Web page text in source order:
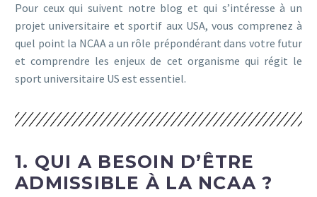
Pour ceux qui suivent notre blog et qui s’intéresse à un
projet universitaire et sportif aux USA, vous comprenez à
quel point la NCAA a un rôle prépondérant dans votre futur
et comprendre les enjeux de cet organisme qui régit le
sport universitaire US est essentiel.
1. QUI A BESOIN D’ÊTRE
ADMISSIBLE À LA NCAA ?